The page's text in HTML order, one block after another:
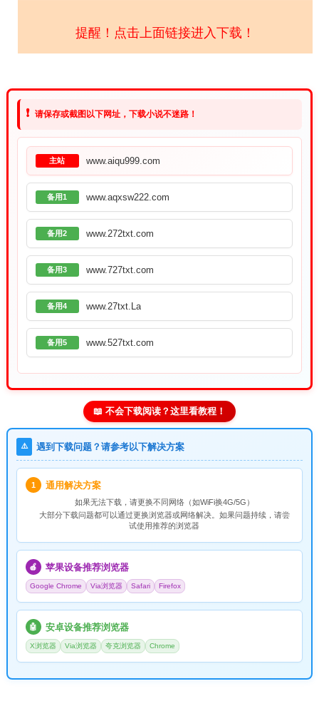
提醒！点击上面链接进入下载！
❗ 请保存或截图以下网址，下载小说不迷路！
主站 www.aiqu999.com
备用1 www.aqxsw222.com
备用2 www.272txt.com
备用3 www.727txt.com
备用4 www.27txt.La
备用5 www.527txt.com
📖 不会下载阅读？这里看教程！
⚠️ 遇到下载问题？请参考以下解决方案
1 通用解决方案
如果无法下载，请更换不同网络（如WiFi换4G/5G）
大部分下载问题都可以通过更换浏览器或网络解决。如果问题持续，请尝
试使用推荐的浏览器
🍎 苹果设备推荐浏览器
Google Chrome Via浏览器 Safari Firefox
🤖 安卓设备推荐浏览器
X浏览器 Via浏览器 夸克浏览器 Chrome